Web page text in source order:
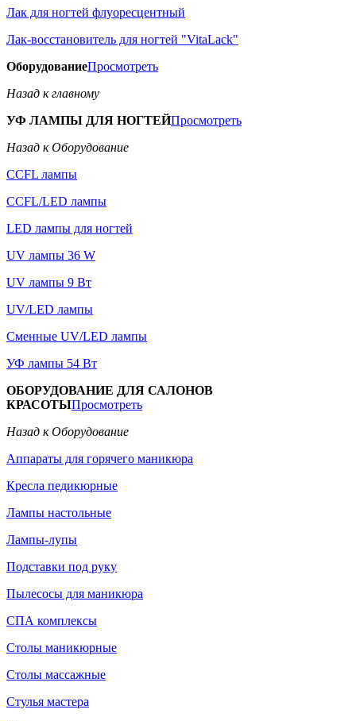
Лак для ногтей флуоресцентный
Лак-восстановитель для ногтей "VitaLack"
ОборудованиеПросмотреть
Назад к главному
УФ ЛАМПЫ ДЛЯ НОГТЕЙПросмотреть
Назад к Оборудование
CCFL лампы
CCFL/LED лампы
LED лампы для ногтей
UV лампы 36 W
UV лампы 9 Вт
UV/LED лампы
Сменные UV/LED лампы
УФ лампы 54 Вт
ОБОРУДОВАНИЕ ДЛЯ САЛОНОВ
КРАСОТЫПросмотреть
Назад к Оборудование
Аппараты для горячего маникюра
Кресла педикюрные
Лампы настольные
Лампы-лупы
Подставки под руку
Пылесосы для маникюра
СПА комплексы
Столы маникюрные
Столы массажные
Стулья мастера